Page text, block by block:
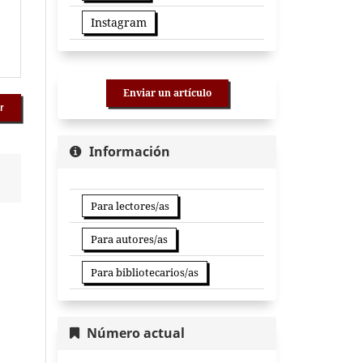
Instagram
Enviar un artículo
Información
Para lectores/as
Para autores/as
Para bibliotecarios/as
Número actual